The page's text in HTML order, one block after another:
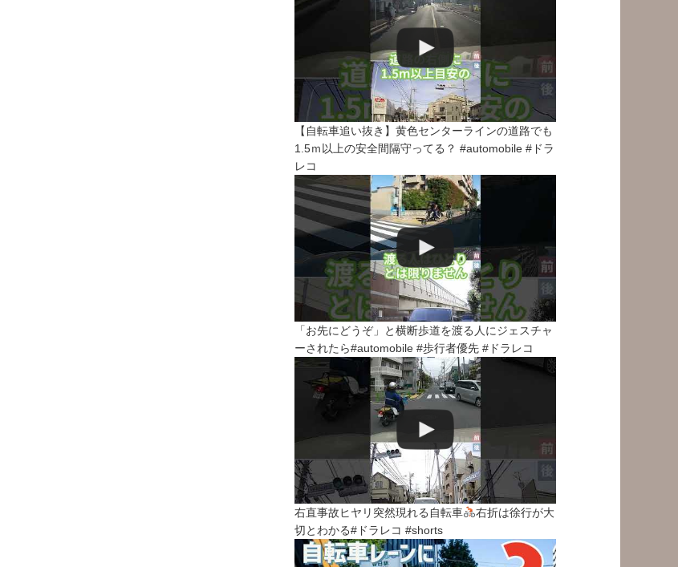
【自転車追い抜き】黄色センターラインの道路でも
1.5ｍ以上の安全間隔守ってる？ #automobile #ドラ
レコ
「お先にどうぞ」と横断歩道を渡る人にジェスチャ
ーされたら#automobile #歩行者優先 #ドラレコ
右直事故ヒヤリ突然現れる自転車
右折は徐行が大
切とわかる#ドラレコ #shorts